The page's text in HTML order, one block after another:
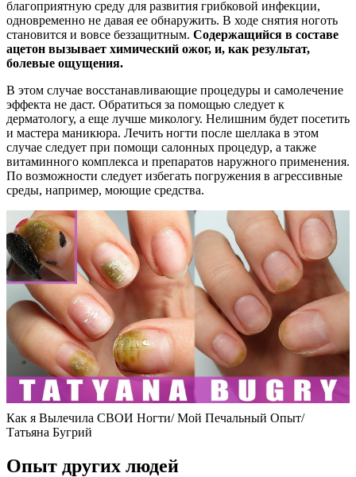
благоприятную среду для развития грибковой инфекции,
одновременно не давая ее обнаружить. В ходе снятия ноготь
становится и вовсе беззащитным. Содержащийся в составе
ацетон вызывает химический ожог, и, как результат,
болевые ощущения.
В этом случае восстанавливающие процедуры и самолечение
эффекта не даст. Обратиться за помощью следует к
дерматологу, а еще лучше микологу. Нелишним будет посетить
и мастера маникюра. Лечить ногти после шеллака в этом
случае следует при помощи салонных процедур, а также
витаминного комплекса и препаратов наружного применения.
По возможности следует избегать погружения в агрессивные
среды, например, моющие средства.
Как я Вылечила СВОИ Ногти/ Мой Печальный Опыт/
Татьяна Бугрий
Опыт других людей